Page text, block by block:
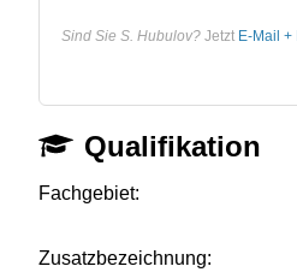
Sind Sie S. Hubulov? Jetzt E-Mail +
Qualifikation
Fachgebiet:
Zusatzbezeichnung: